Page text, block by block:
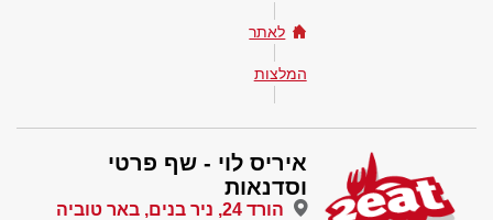
לאתר
המלצות
איריס לוי - שף פרטי
וסדנאות
הורד 24, ניר בנים, באר טוביה